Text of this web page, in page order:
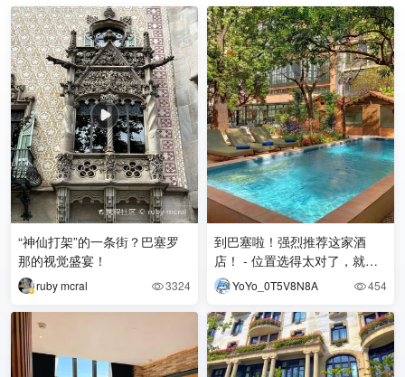
“神仙打架”的一条街？巴塞罗
那的视觉盛宴！
ruby mcral 3324
到巴塞啦！强烈推荐这家酒
店！ - 位置选得太对了，就在
米拉之家同一个街区的老建筑
里，出门拐个弯就能
YoYo_0T5V8N8A 454